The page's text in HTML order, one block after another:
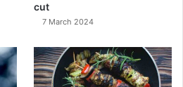
cut
7 March 2024